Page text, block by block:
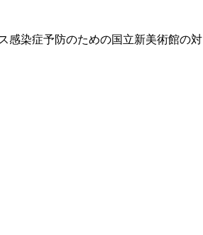
感染症予防のための国立新美術館の対